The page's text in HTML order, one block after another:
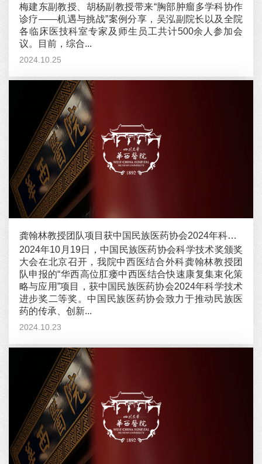
梅建东副教授、胡杨副教授带来“胸部肿瘤多学科协作
诊疗——机遇与挑战”案例分享，吴泓副院长以及全院
各临床医技科室专家及师生员工共计500余人参加会
议。目前，综合...
2024.10.25
龚翰林教授团队项目获中国民族医药协会2024年科学技术进步奖二等奖
2024年10月19日，中国民族医药协会科学技术奖颁奖
大会在北京召开，我院中西医结合外科龚翰林教授团
队申报的“华西高位肛瘘中西医结合快速康复集束化策
略与应用”项目，获中国民族医药协会2024年科学技术
进步奖二等奖。中国民族医药协会致力于推动民族医
药的传承、创新...
2024.10.23